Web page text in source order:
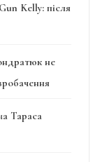
Kelly: після
не
Тараса